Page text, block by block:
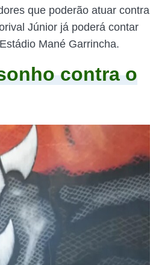
que poderão atuar contra
Júnior já poderá contar
Mané Garrincha.
contra o